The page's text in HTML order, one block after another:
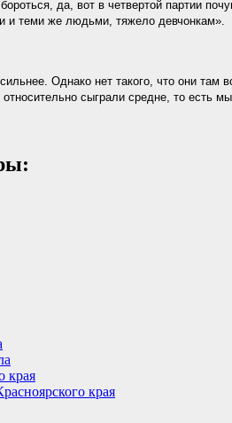
да, вот в четвертой партии
и теми же людьми, тяжело девчонкам».
Однако нет такого, что они там
сыграли средне, то есть
края
края